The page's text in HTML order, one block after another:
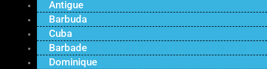
Antigue
Barbuda
Cuba
Barbade
Dominique